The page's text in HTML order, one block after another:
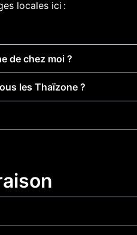
locales ici :
de chez moi ?
les Thaïzone ?